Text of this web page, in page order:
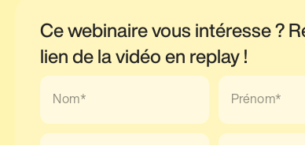
Ce webinaire vous intéresse ?
lien de la vidéo en replay !
Nom* Prénom*